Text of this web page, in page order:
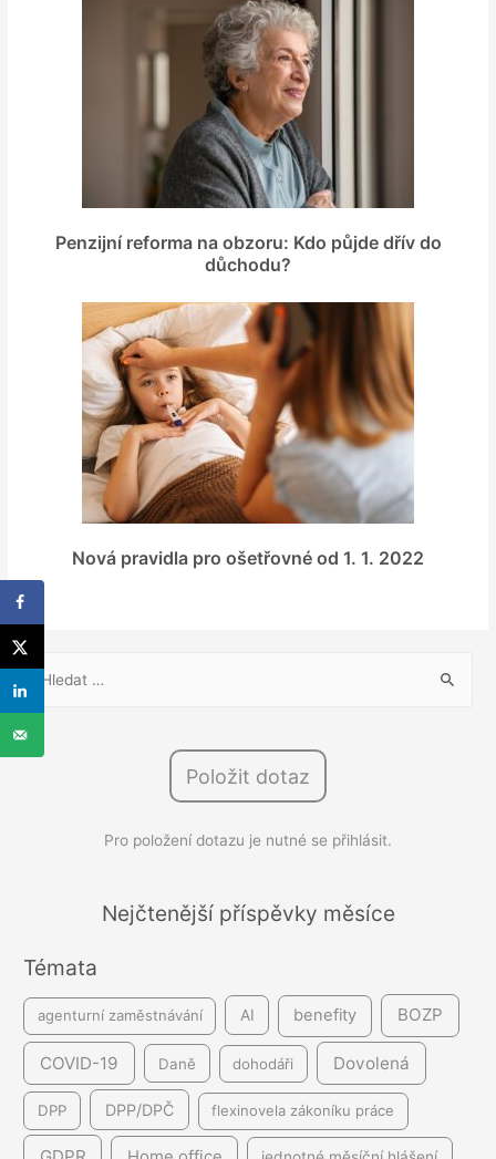
Penzijní reforma na obzoru: Kdo půjde dřív do
důchodu?
Nová pravidla pro ošetřovné od 1. 1. 2022
V
y
l
í
Položit dotaz
Pro položení dotazu je nutné se přihlásit.
Nejčtenější příspěvky měsíce
Témata
agenturní zaměstnávání AI benefity BOZP
COVID-19 Daně dohodáři Dovolená
DPP DPP/DPČ flexinovela zákoníku práce